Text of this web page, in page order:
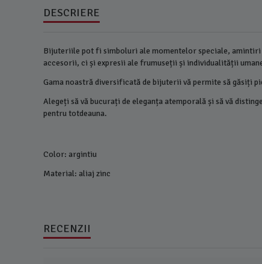
DESCRIERE
Bijuteriile pot fi simboluri ale momentelor speciale,
accesorii, ci și expresii ale frumuseții și individualității
Gama noastră diversificată de bijuterii vă permite să găsiți
Alegeți să vă bucurați de eleganța atemporală și să vă
pentru totdeauna.
Color: argintiu
Material: aliaj zinc
RECENZII